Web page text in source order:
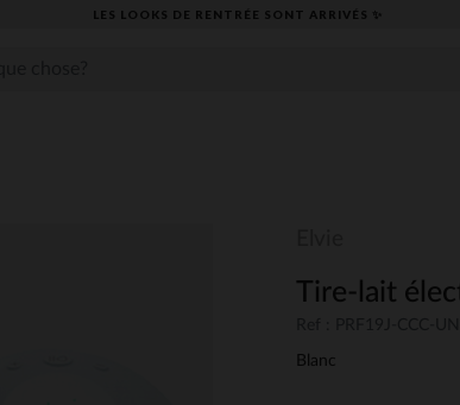
LES LOOKS DE RENTRÉE SONT ARRIVÉS ✨
Tire-lait
Blanc